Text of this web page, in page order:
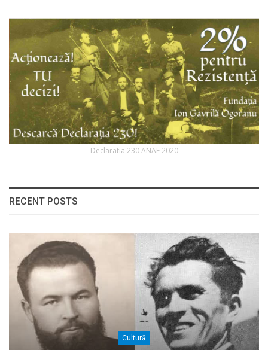
Declaratia 230 ANAF 2020
RECENT POSTS
Cultură